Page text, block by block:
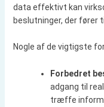
data effektivt kan
beslutninger, der fører
Nogle af de vigtigste
Forbedret
adgang til
træffe